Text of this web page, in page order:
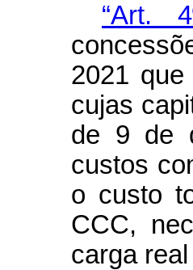
“Art.
2021
cujas
de 9 de
custos
o custo
CCC,
carga